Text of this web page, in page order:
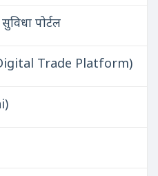
पोर्टल
Trade Platform)